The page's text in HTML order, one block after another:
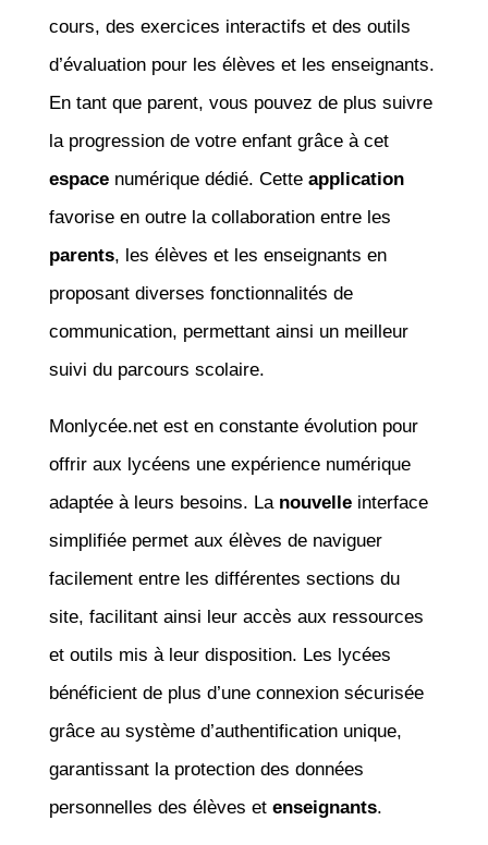
cours, des exercices interactifs et des outils
d’évaluation pour les élèves et les enseignants.
En tant que parent, vous pouvez de plus suivre
la progression de votre enfant grâce à cet
espacenumérique dédié. Cette application
favorise en outre la collaboration entre les
parents, les élèves et les enseignants en
proposant diverses fonctionnalités de
communication, permettant ainsi un meilleur
suivi du parcours scolaire.
Monlycée.net est en constante évolution pour
offrir aux lycéens une expérience numérique
adaptée à leurs besoins. La nouvelleinterface
simplifiée permet aux élèves de naviguer
facilement entre les différentes sections du
site, facilitant ainsi leur accès aux ressources
et outils mis à leur disposition. Les lycées
bénéficient de plus d’une connexion sécurisée
grâce au système d’authentification unique,
garantissant la protection des données
personnelles des élèves et enseignants.